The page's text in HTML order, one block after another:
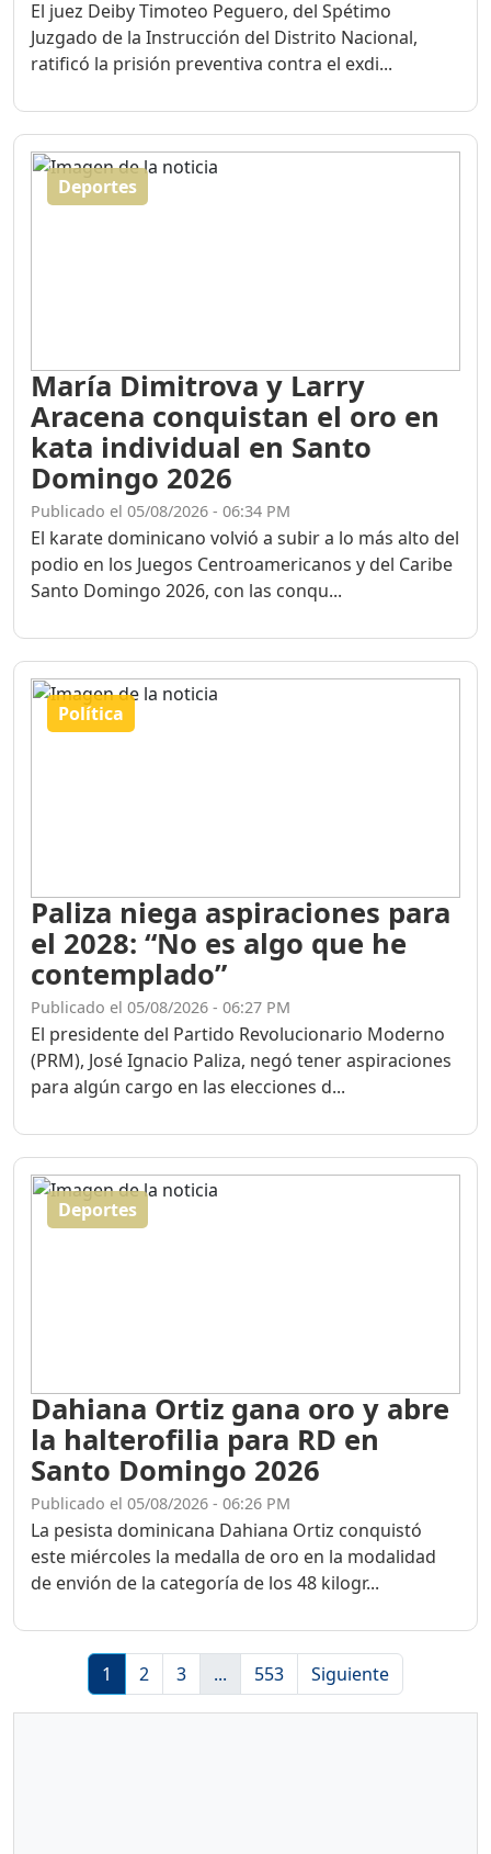
El juez Deiby Timoteo Peguero, del Spétimo
Juzgado de la Instrucción del Distrito Nacional,
ratificó la prisión preventiva contra el exdi...
Deportes
María Dimitrova y Larry
Aracena conquistan el oro en
kata individual en Santo
Domingo 2026
Publicado el 05/08/2026 - 06:34 PM
El karate dominicano volvió a subir a lo más alto del
podio en los Juegos Centroamericanos y del Caribe
Santo Domingo 2026, con las conqu...
Política
Paliza niega aspiraciones para
el 2028: “No es algo que he
contemplado”
Publicado el 05/08/2026 - 06:27 PM
El presidente del Partido Revolucionario Moderno
(PRM), José Ignacio Paliza, negó tener aspiraciones
para algún cargo en las elecciones d...
Deportes
Dahiana Ortiz gana oro y abre
la halterofilia para RD en
Santo Domingo 2026
Publicado el 05/08/2026 - 06:26 PM
La pesista dominicana Dahiana Ortiz conquistó
este miércoles la medalla de oro en la modalidad
de envión de la categoría de los 48 kilogr...
1 2 3 ... 553 Siguiente